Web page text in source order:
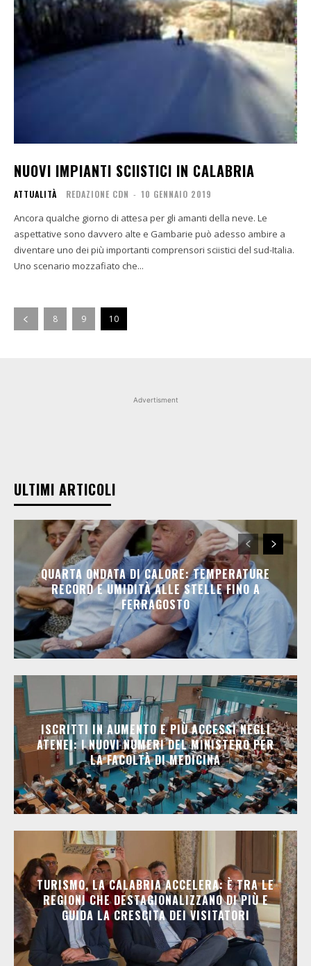
NUOVI IMPIANTI SCIISTICI IN CALABRIA
ATTUALITÀ REDAZIONE CDN - 10 GENNAIO 2019
Ancora qualche giorno di attesa per gli amanti della neve. Le
aspettative sono davvero alte e Gambarie può adesso ambire a
diventare uno dei più importanti comprensori sciistici del sud-Italia.
Uno scenario mozzafiato che...
8 9 10
Advertisment
ULTIMI ARTICOLI
QUARTA ONDATA DI CALORE: TEMPERATURE
RECORD E UMIDITÀ ALLE STELLE FINO A
FERRAGOSTO
ISCRITTI IN AUMENTO E PIÙ ACCESSI NEGLI
ATENEI: I NUOVI NUMERI DEL MINISTERO PER
LA FACOLTÀ DI MEDICINA
TURISMO, LA CALABRIA ACCELERA: È TRA LE
REGIONI CHE DESTAGIONALIZZANO DI PIÙ E
GUIDA LA CRESCITA DEI VISITATORI